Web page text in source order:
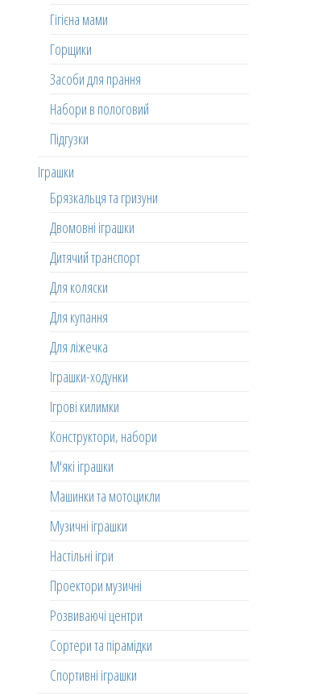
Гігієна мами
Горщики
Засоби для прання
Набори в пологовий
Підгузки
Іграшки
Брязкальця та гризуни
Двомовні іграшки
Дитячий транспорт
Для коляски
Для купання
Для ліжечка
Іграшки-ходунки
Ігрові килимки
Конструктори, набори
М'які іграшки
Машинки та мотоцикли
Музичні іграшки
Настільні ігри
Проектори музичні
Розвиваючі центри
Сортери та пірамідки
Спортивні іграшки